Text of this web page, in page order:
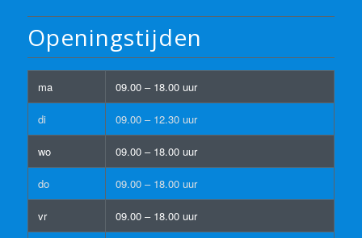
Openingstijden
ma 09.00 – 18.00 uur
di 09.00 – 12.30 uur
wo 09.00 – 18.00 uur
do 09.00 – 18.00 uur
vr 09.00 – 18.00 uur